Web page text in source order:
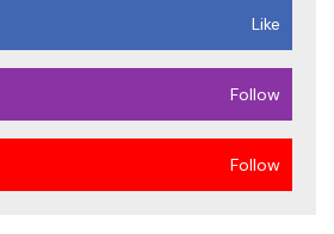
Like
Follow
Follow